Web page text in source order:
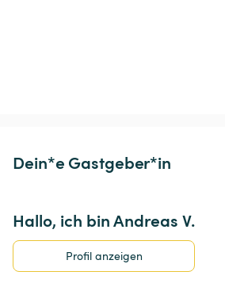
Dein*e Gastgeber*in
Hallo, ich bin Andreas V.
Profil anzeigen